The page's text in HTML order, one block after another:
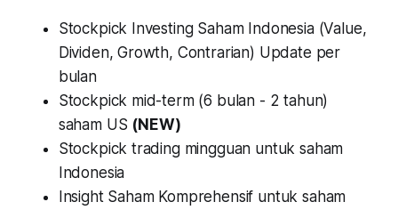
Stockpick Investing Saham Indonesia (Value,
Dividen, Growth, Contrarian) Update per
bulan
Stockpick mid-term (6 bulan - 2 tahun)
saham US (NEW)
Stockpick trading mingguan untuk saham
Indonesia
Insight Saham Komprehensif untuk saham